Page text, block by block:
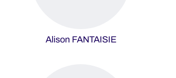
Alison FANTAISIE